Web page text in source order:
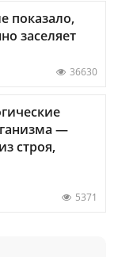
показало,
заселяет
36630
—
строя,
5371